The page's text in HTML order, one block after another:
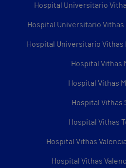
Hospital Universitario
Hospital Universitario Vithas
Hospital Universitario Vithas
Hospital Vithas
Hospital Vithas
Hospital Vithas
Hospital Vithas
Hospital Vithas
Hospital Vithas